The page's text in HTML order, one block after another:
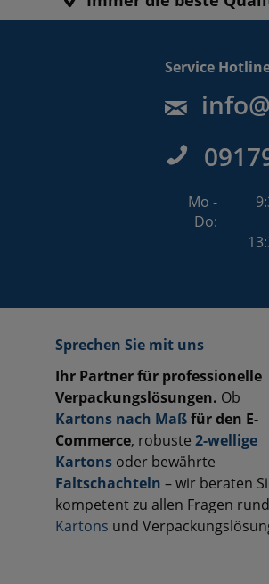
Service
Mo -
Do:
Sprechen Sie mit uns
Ihr Partner für professionelle
Verpackungslösungen. Ob
Kartons nach Maßfür den E-
Commerce, robuste 2-wellige
Kartons oder bewährte
Faltschachteln – wir beraten
kompetent zu allen Fragen
Kartons und